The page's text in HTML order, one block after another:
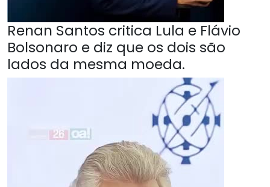
Renan Santos critica Lula e Flávio
Bolsonaro e diz que os dois são
lados da mesma moeda.